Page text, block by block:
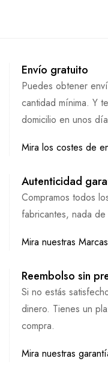
Envío gratuito
Puedes obtener
cantidad mínima. Y
domicilio en unos
Mira los costes de
Autenticidad
Compramos todos
fabricantes, nada de
Mira nuestras Marcas
Reembolso sin
Si no estás
dinero. Tienes un
compra.
Mira nuestras